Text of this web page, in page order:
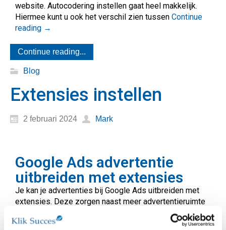
website. Autocodering instellen gaat heel makkelijk.
Hiermee kunt u ook het verschil zien tussen Continue
reading →
Continue reading...
Blog
Extensies instellen
2 februari 2024 Mark
Google Ads advertentie
uitbreiden met extensies
Je kan je advertenties bij Google Ads uitbreiden met
extensies. Deze zorgen naast meer advertentieruimte
voor een hoger doorklikpercentage en kwaliteit van je
campagne.